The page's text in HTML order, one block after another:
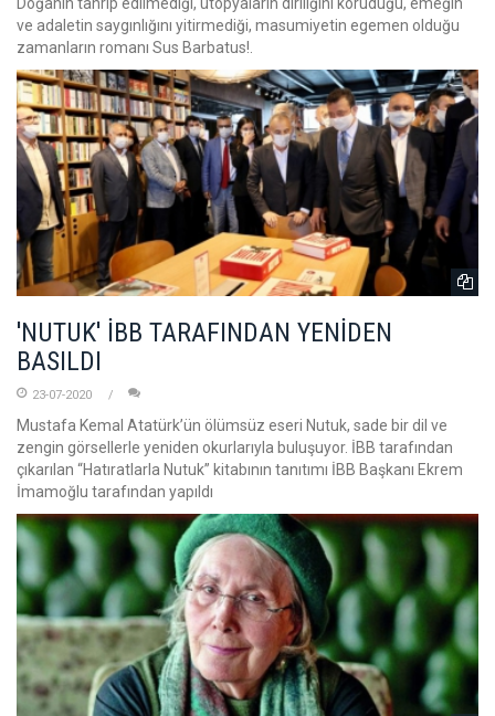
ve adaletin saygınlığını yitirmediği, masumiyetin egemen olduğu
zamanların romanı Sus Barbatus!.
'NUTUK' İBB TARAFINDAN YENİDEN
BASILDI
23-07-2020
Mustafa Kemal Atatürk’ün ölümsüz eseri Nutuk, sade bir dil ve
zengin görsellerle yeniden okurlarıyla buluşuyor. İBB tarafından
çıkarılan “Hatıratlarla Nutuk” kitabının tanıtımı İBB Başkanı Ekrem
İmamoğlu tarafından yapıldı